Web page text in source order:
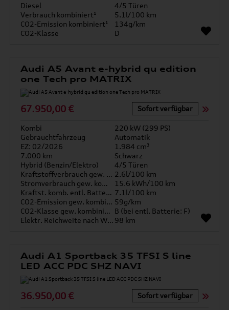
Diesel
4/5 Türen
Verbrauch kombiniert¹
5.1l/100 km
CO2-Emission kombiniert¹
134g/km
CO2-Klasse
D
Audi A5 Avant e-hybrid qu edition
one Tech pro MATRIX
67.950,00 € Sofort verfügbar
Kombi
220 kW (299 PS)
Gebrauchtfahrzeug
Automatik
EZ: 02/2026
1.984 cm³
7.000 km
Schwarz
Hybrid (Benzin/Elektro)
4/5 Türen
Kraftstoffverbrauch gew. kombiniert 2.6l/100 km
Stromverbrauch gew. kombiniert
15.6 kWh/100 km
Kraftst. komb. entl. Batterie 7.1l/100 km
CO2-Emission gew. kombiniert 59g/km
CO2-Klasse gew. kombiniert B (bei entl. Batterie: F)
Elektr. Reichweite nach WLTP* 98 km
Audi A1 Sportback 35 TFSI S line
LED ACC PDC SHZ NAVI
36.950,00 € Sofort verfügbar